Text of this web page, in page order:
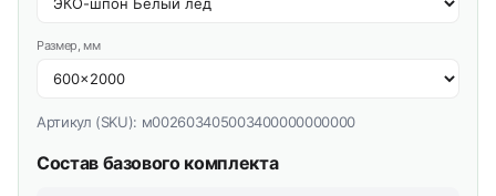
Размер, мм
Артикул (SKU): м002603405003400000000000
Состав базового комплекта